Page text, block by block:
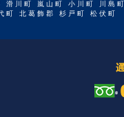
川町 嵐山町 小川町 川島
町 北葛飾郡 杉戸町 松伏町